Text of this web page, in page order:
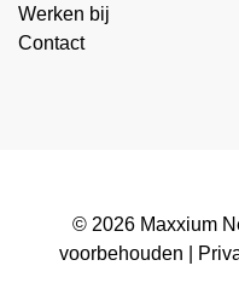
Werken bij
Contact
© 2026 Maxxium
voorbehouden |